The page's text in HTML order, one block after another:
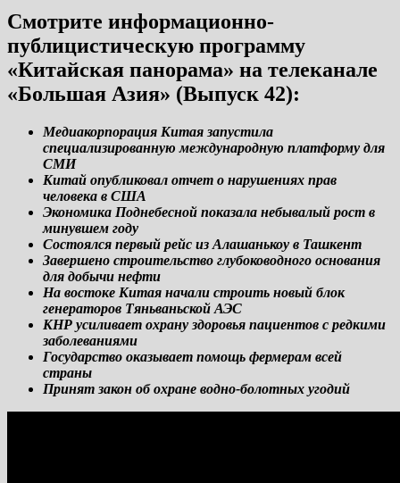
Смотрите информационно-
публицистическую программу
«Китайская панорама» на телеканале
«Большая Азия» (Выпуск 42):
Медиакорпорация Китая запустила
специализированную международную платформу для
СМИ
Китай опубликовал отчет о нарушениях прав
человека в США
Экономика Поднебесной показала небывалый рост в
минувшем году
Состоялся первый рейс из Алашанькоу в Ташкент
Завершено строительство глубоководного основания
для добычи нефти
На востоке Китая начали строить новый блок
генераторов Тяньваньской АЭС
КНР усиливает охрану здоровья пациентов с редкими
заболеваниями
Государство оказывает помощь фермерам всей
страны
Принят закон об охране водно-болотных угодий